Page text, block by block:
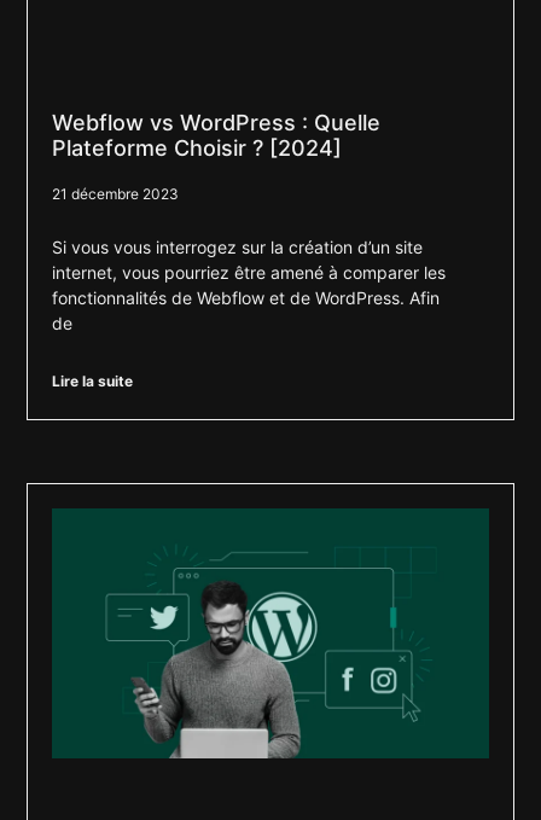
Webflow vs WordPress : Quelle
Plateforme Choisir ? [2024]
21 décembre 2023
Si vous vous interrogez sur la création d’un site
internet, vous pourriez être amené à comparer les
fonctionnalités de Webflow et de WordPress. Afin
de
Lire la suite